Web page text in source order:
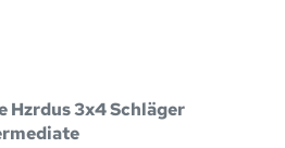
Hzrdus 3x4 Schläger